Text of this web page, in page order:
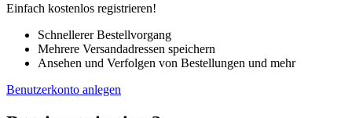
Einfach kostenlos registrieren!
Schnellerer Bestellvorgang
Mehrere Versandadressen speichern
Ansehen und Verfolgen von Bestellungen und mehr
Benutzerkonto anlegen